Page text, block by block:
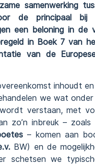
samenwerking
de principaal
een beloning in de
in Boek 7 van
van de
inhoudt
we wat onder
verstaan, met
zo’n inbreuk – zoals
– komen aan
BW) en de
schetsen we